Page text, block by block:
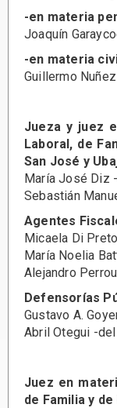
-en materia
Joaquín
-en materia
Guillermo
Jueza y juez
Laboral, de
San José y
María José Diz
Sebastián
Agentes
Micaela Di
María Noelia
Alejandro
Defensorías
Gustavo A.
Abril Otegui -
Juez en
de Familia y